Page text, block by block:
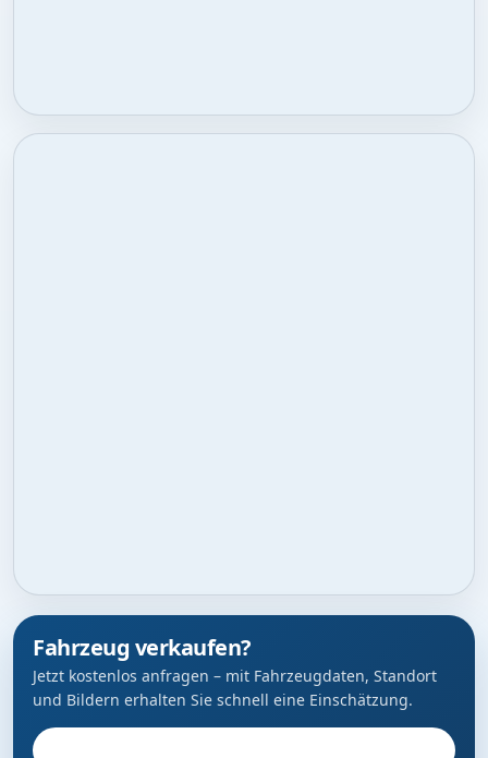
Fahrzeug verkaufen?
Jetzt kostenlos anfragen – mit Fahrzeugdaten, Standort
und Bildern erhalten Sie schnell eine Einschätzung.